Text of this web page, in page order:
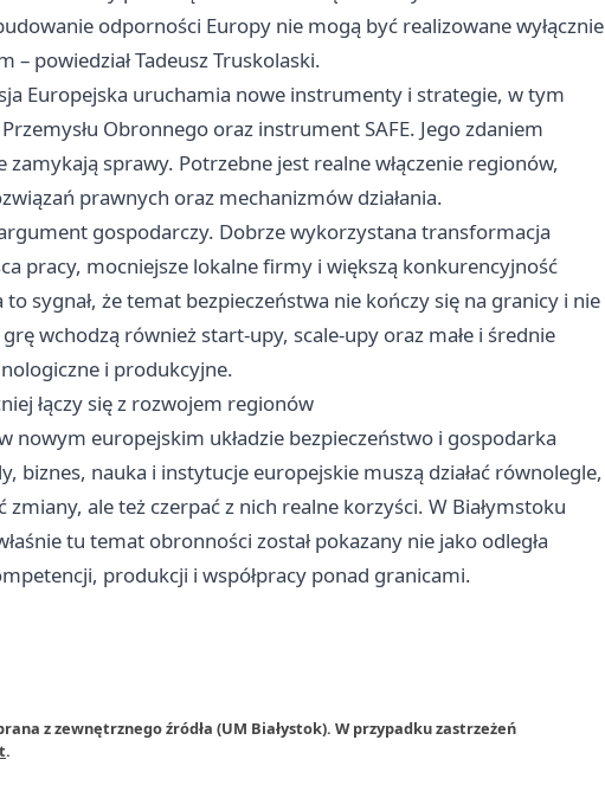
odporności Europy nie mogą być realizowane wyłącznie
powiedział Tadeusz Truskolaski.
Europejska uruchamia nowe instrumenty i strategie, w tym
Obronnego oraz instrument SAFE. Jego zdaniem
sprawy. Potrzebne jest realne włączenie regionów,
prawnych oraz mechanizmów działania.
gospodarczy. Dobrze wykorzystana transformacja
pracy, mocniejsze lokalne firmy i większą konkurencyjność
sygnał, że temat bezpieczeństwa nie kończy się na granicy i nie
wchodzą również start-upy, scale-upy oraz małe i średnie
i produkcyjne.
łączy się z rozwojem regionów
nowym europejskim układzie bezpieczeństwo i gospodarka
biznes, nauka i instytucje europejskie muszą działać równolegle,
ale też czerpać z nich realne korzyści. W Białymstoku
tu temat obronności został pokazany nie jako odległa
produkcji i współpracy ponad granicami.
z zewnętrznego źródła (UM Białystok). W przypadku zastrzeżeń
.